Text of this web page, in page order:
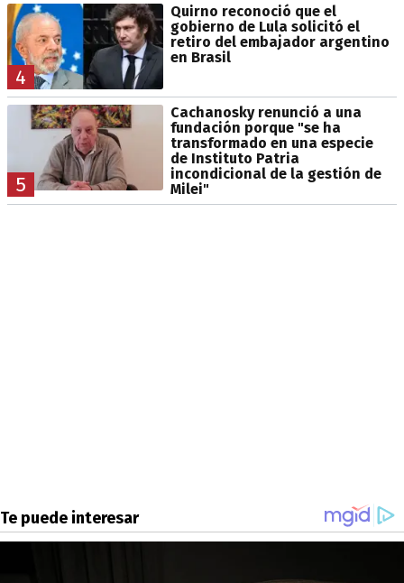
4
Quirno reconoció que el
gobierno de Lula solicitó el
retiro del embajador argentino
en Brasil
5
Cachanosky renunció a una
fundación porque "se ha
transformado en una especie
de Instituto Patria
incondicional de la gestión de
Milei"